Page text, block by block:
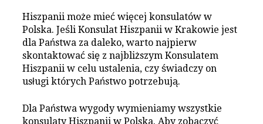
Hiszpanii może mieć więcej konsulatów w
Polska. Jeśli Konsulat Hiszpanii w Krakowie jest
dla Państwa za daleko, warto najpierw
skontaktować się z najbliższym Konsulatem
Hiszpanii w celu ustalenia, czy świadczy on
usługi których Państwo potrzebują.
Dla Państwa wygody wymieniamy wszystkie
konsulaty Hiszpanii w Polska. Aby zobaczyć